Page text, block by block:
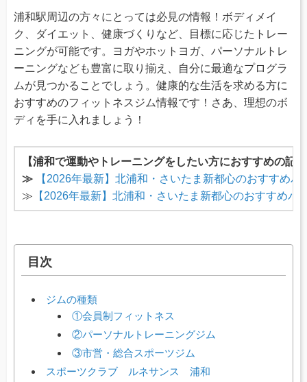
浦和駅周辺の方々にとっては必見の情報！ボディメイ
ク、ダイエット、健康づくりなど、目標に応じたトレー
ニングが可能です。ヨガやホットヨガ、パーソナルトレ
ーニングなども豊富に取り揃え、自分に最適なプログラ
ムが見つかることでしょう。健康的な生活を求める方に
おすすめのフィットネスジム情報です！さあ、理想のボ
ディを手に入れましょう！
【浦和で運動やトレーニングをしたい方におすすめの記
≫
【2026年最新】北浦和・さいたま新都心のおすすめ
≫ 【2026年最新】北浦和・さいたま新都心のおすすめ
目次
ジムの種類
①会員制フィットネス
②パーソナルトレーニングジム
③市営・総合スポーツジム
スポーツクラブ ルネサンス 浦和